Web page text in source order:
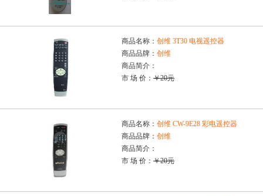
商品名称： 创维 3T30 电视遥控器
商品品牌： 创维
商品简介：
市 场 价： ￥20元
商品名称： 创维 CW-9E28 彩电遥控器
商品品牌： 创维
商品简介：
市 场 价： ￥20元